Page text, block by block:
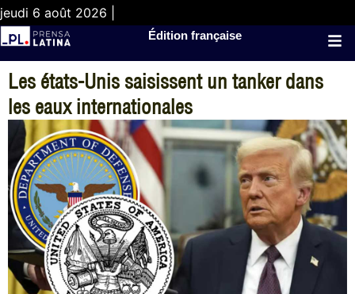
jeudi 6 août 2026 |
Édition française
Les états-Unis saisissent un tanker dans
les eaux internationales